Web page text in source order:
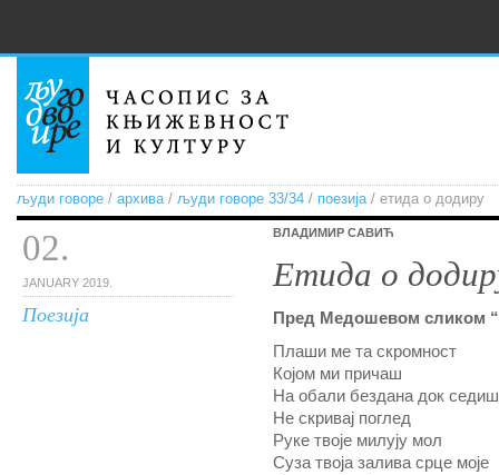
људи говоре / архива/ људи говоре 33/34 / поезија/ етида о додиру
02.
JANUARY 2019.
Поезија
ВЛАДИМИР САВИЋ
Етида о
Пред Медошевом сликом
Плаши ме та скромност
Којом ми причаш
На обали бездана док седиш
Не скривај поглед
Руке твоје милују мол
Суза твоја залива срце моје